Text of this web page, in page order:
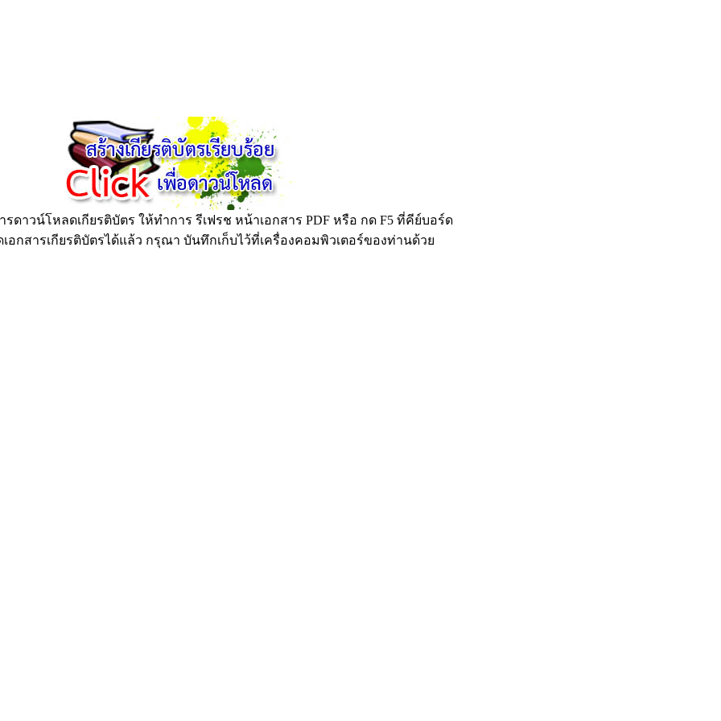
ดาวน์โหลดเกียรติบัตร ให้ทำการ รีเฟรช หน้าเอกสาร PDF หรือ กด F5 ที่คีย์บอร์ด
อกสารเกียรติบัตรได้แล้ว กรุณา บันทึกเก็บไว้ที่เครื่องคอมพิวเตอร์ของท่านด้วย